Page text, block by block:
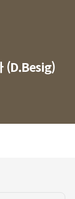
(D.Besig)